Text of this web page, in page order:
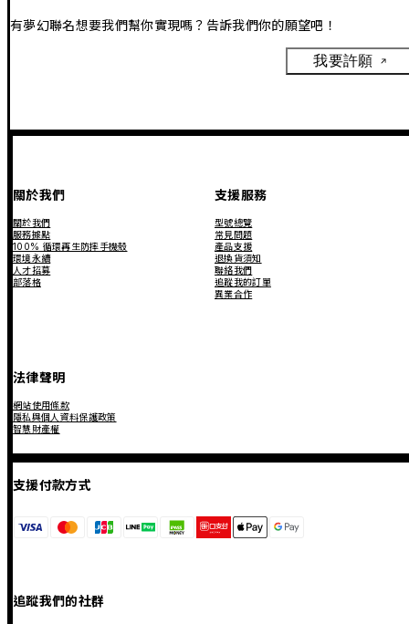
有夢幻聯名想要我們幫你實現嗎？告訴我們你的願望吧！
我要許願
關於我們
關於我們
服務據點
100% 循環再生防摔手機殼
環境永續
人才招募
部落格
支援服務
型號總覽
常見問題
產品支援
退換貨須知
聯絡我們
追蹤我的訂單
異業合作
法律聲明
網站使用條款
隱私與個人資料保護政策
智慧財產權
支援付款方式
追蹤我們的社群